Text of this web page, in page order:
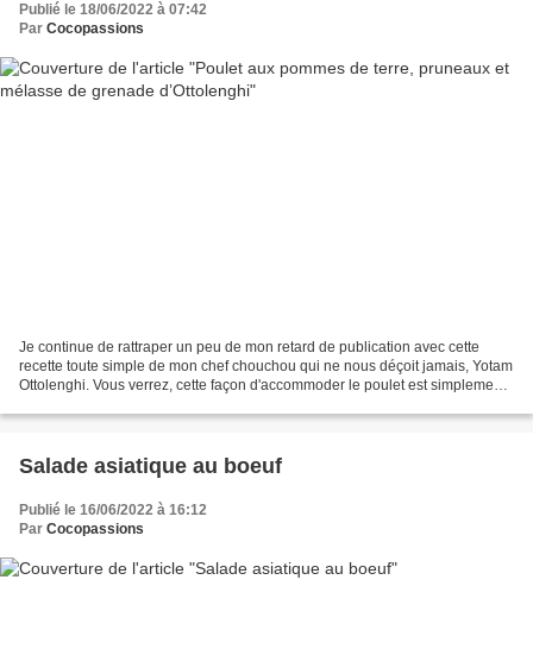
Publié le 18/06/2022 à 07:42
Par Cocopassions
Je continue de rattraper un peu de mon retard de publication avec cette
recette toute simple de mon chef chouchou qui ne nous déçoit jamais, Yotam
Ottolenghi. Vous verrez, cette façon d'accommoder le poulet est simplement
Salade asiatique au boeuf
Publié le 16/06/2022 à 16:12
Par Cocopassions